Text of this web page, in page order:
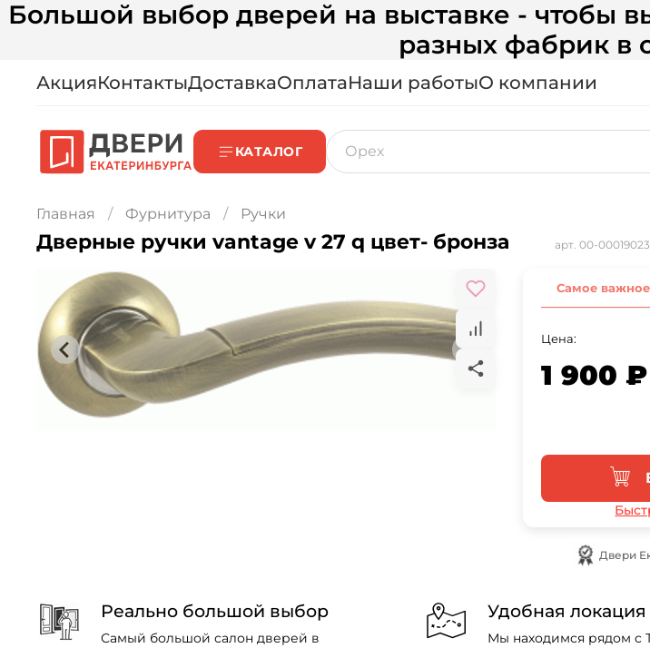
Большой выбор дверей на выставке - чтобы
разных фабрик в
АкцияКонтактыДоставкаОплатаНаши работыО компании
КАТАЛОГ
Главная Фурнитура Ручки
Дверные ручки vantage v 27 q цвет- бронза арт. 00-00019023
Самое важное
Цена:
1 900 ₽
Двери
Реально большой выбор
Самый большой салон дверей в
Удобная локация
Мы находимся рядом